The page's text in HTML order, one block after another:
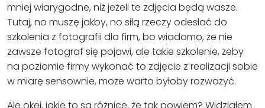
mniej wiarygodne, niż jeżeli te zdjęcia będą wasze.
Tutaj, no muszę jakby, no siłą rzeczy odesłać do
szkolenia z fotografii dla firm, bo wiadomo, że nie
zawsze fotograf się pojawi, ale takie szkolenie, żeby
na poziomie firmy wykonać to zdjęcie z realizacji sobie
w miarę sensownie, może warto byłoby rozważyć.